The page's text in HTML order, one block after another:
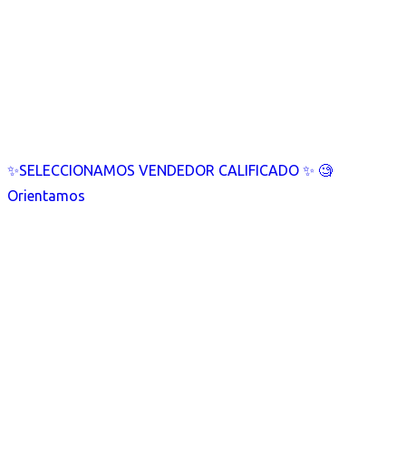
✨SELECCIONAMOS VENDEDOR CALIFICADO ✨ 🧐
Orientamos